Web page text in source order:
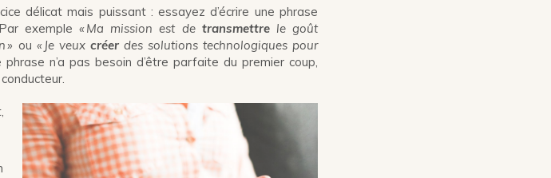
délicat mais puissant : essayez d’écrire une phrase
exemple« Ma mission est de transmettrele goût
» ou « Je veux créerdes solutions technologiques pour
phrase n’a pas besoin d’être parfaite du premier coup,